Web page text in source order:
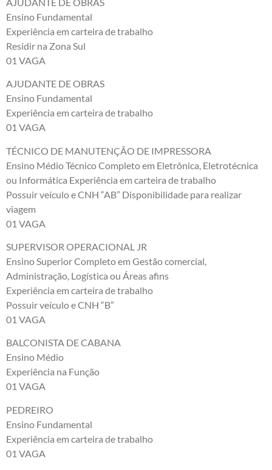
Ensino Fundamental
Experiência em carteira de trabalho
Residir na Zona Sul
01 VAGA
AJUDANTE DE OBRAS
Ensino Fundamental
Experiência em carteira de trabalho
01 VAGA
TÉCNICO DE MANUTENÇÃO DE IMPRESSORA
Ensino Médio Técnico Completo em Eletrônica, Eletrotécnica
ou Informática Experiência em carteira de trabalho
Possuir veículo e CNH “AB” Disponibilidade para realizar
viagem
01 VAGA
SUPERVISOR OPERACIONAL JR
Ensino Superior Completo em Gestão comercial,
Administração, Logística ou Áreas afins
Experiência em carteira de trabalho
Possuir veículo e CNH “B”
01 VAGA
BALCONISTA DE CABANA
Ensino Médio
Experiência na Função
01 VAGA
PEDREIRO
Ensino Fundamental
Experiência em carteira de trabalho
01 VAGA